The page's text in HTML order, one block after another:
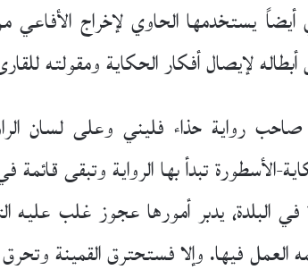
أيضاً يستخدمها الحاوي لإخراج
لإيصال أفكار الحكاية ومقولته
رواية حذاء فليني وعلى لسان
الأسطورة تبدأ بها الرواية وتبقى
في البلدة، يدبر أمورها عجوز غلب
العمل فيها. وإلا فستحترق القمينة